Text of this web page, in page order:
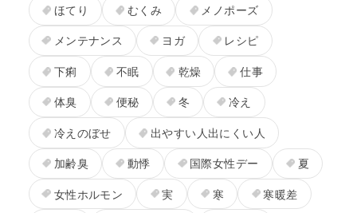
ほてり
むくみ
メノポーズ
メンテナンス
ヨガ
レシピ
下痢
不眠 乾燥
仕事
体臭
便秘 冬
冷え
冷えのぼせ
出やすい人出にくい人
加齢臭
動悸 国際女性デー
夏
女性ホルモン
実 寒
寒暖差